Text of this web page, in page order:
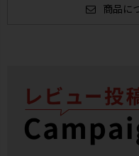
商品に